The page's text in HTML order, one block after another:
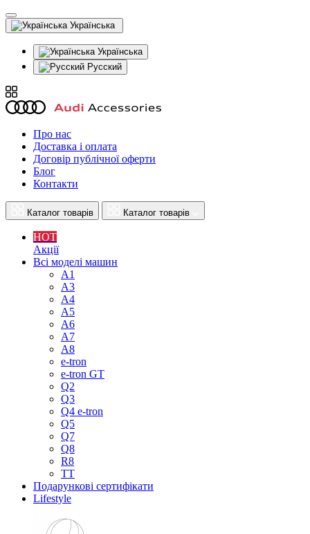
Українська
Українська
Русский
Про нас
Доставка і оплата
Договір публічної оферти
Блог
Контакти
Каталог товарів Каталог товарів
HOT
Акції
Всі моделі машин
A1
A3
A4
A5
A6
A7
A8
e-tron
e-tron GT
Q2
Q3
Q4 e-tron
Q5
Q7
Q8
R8
TT
Подарункові сертифікати
Lifestyle